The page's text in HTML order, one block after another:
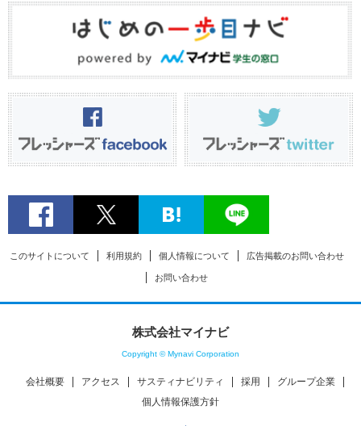
このサイトについて 利用規約 個人情報について 広告掲載のお問い合わせ
お問い合わせ
株式会社マイナビ
Copyright © Mynavi Corporation
会社概要 アクセス サスティナビリティ 採用
グループ企業
個人情報保護方針